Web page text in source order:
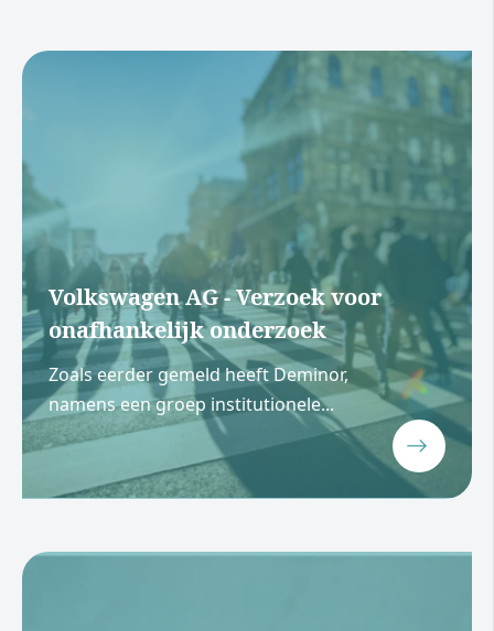
Volkswagen AG - Verzoek voor
onafhankelijk onderzoek
Zoals eerder gemeld heeft Deminor,
namens een groep institutionele...